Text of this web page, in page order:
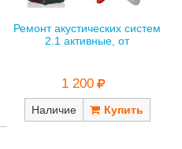
Ремонт акустических систем
2.1 активные, от
1 200
Наличие